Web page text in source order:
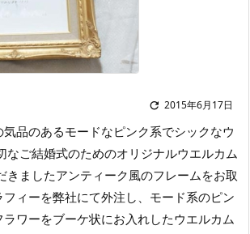
 2015年6月17日
品のあるモードなピンク系でシックなウ
なご結婚式のためのオリジナルウエルカム
きましたアンティーク風のフレームをお取
フィーを弊社にて外注し、モード系のピン
ワーをブーケ状にお入れしたウエルカム